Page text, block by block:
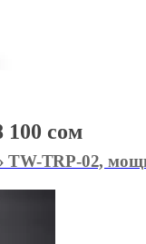
TW-TRP-02,
100 сом